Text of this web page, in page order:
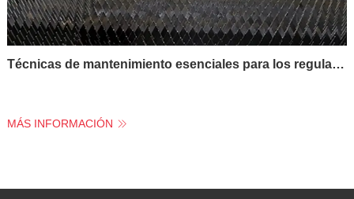
Técnicas de mantenimiento esenciales para los reguladores de tensión de las máquinas de corte por láser de fibra
MÁS INFORMACIÓN